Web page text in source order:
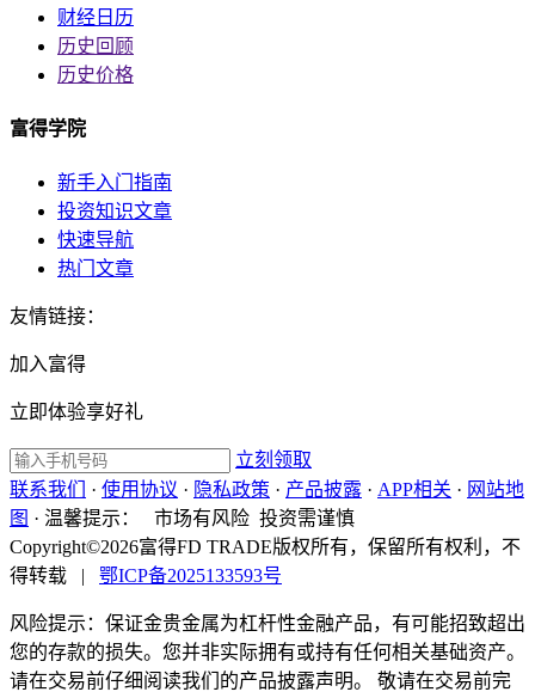
财经日历
历史回顾
历史价格
富得学院
新手入门指南
投资知识文章
快速导航
热门文章
友情链接：
加入富得
立即体验享好礼
立刻领取
联系我们
· 使用协议 · 隐私政策 · 产品披露 · APP相关 · 网站地
图 · 温馨提示：
市场有风险 投资需谨慎
Copyright©2026富得FD TRADE版权所有，保留所有权利，不
得转载
| 鄂ICP备2025133593号
风险提示：保证金贵金属为杠杆性金融产品，有可能招致超出
您的存款的损失。您并非实际拥有或持有任何相关基础资产。
请在交易前仔细阅读我们的产品披露声明。 敬请在交易前完